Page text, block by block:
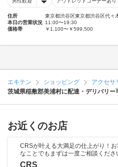
住所
東京都渋谷区東京都渋谷区代々
本日の営業状況 11:00〜19:30
価格帯
￥1,100〜￥599,500
エキテン ショッピング
アクセサ
茨城県稲敷郡美浦村に配達・デリバリ
お近くのお店
CRSが叶える大満足の仕上がり！
なことでもまずは一度ご相談くださ
CRS